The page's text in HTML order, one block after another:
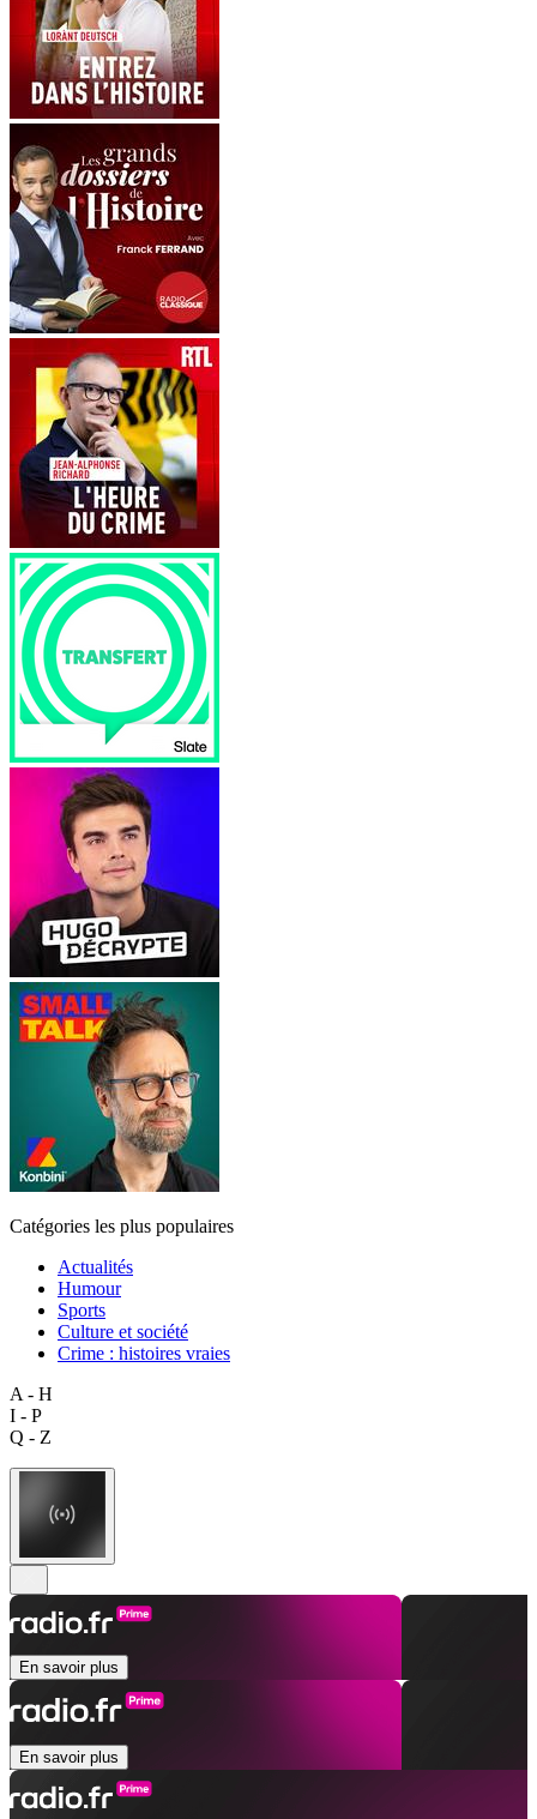
Catégories les plus populaires
Actualités
Humour
Sports
Culture et société
Crime : histoires vraies
A - H
I - P
Q - Z
En savoir plus
En savoir plus